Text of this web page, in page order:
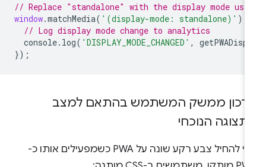
// Replace "standalone" with the display mode
window.matchMedia('(display-mode: standalone)'
// Log display mode change to analytics
console.log('DISPLAY_MODE_CHANGED',
ממשק המשתמש בהתאם למצב
הנוכחי
כדי להחיל צבע רקע שונה על PWA כשמפעילים אותו כ-